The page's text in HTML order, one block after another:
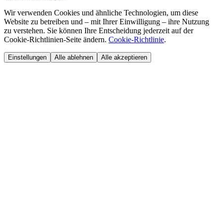
Wir verwenden Cookies und ähnliche Technologien, um diese
Website zu betreiben und – mit Ihrer Einwilligung – ihre Nutzung
zu verstehen. Sie können Ihre Entscheidung jederzeit auf der
Cookie-Richtlinien-Seite ändern. Cookie-Richtlinie.
Einstellungen Alle ablehnen Alle akzeptieren